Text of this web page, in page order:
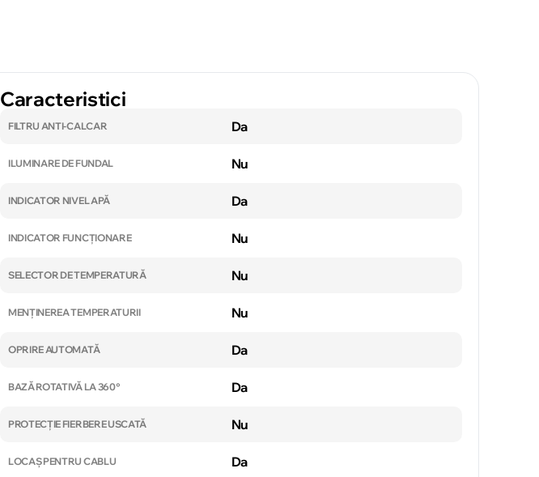
Caracteristici
FILTRU ANTI-CALCAR Da
ILUMINARE DE FUNDAL Nu
INDICATOR NIVEL APĂ Da
INDICATOR FUNCȚIONARE Nu
SELECTOR DE TEMPERATURĂ Nu
MENȚINEREA TEMPERATURII Nu
OPRIRE AUTOMATĂ Da
BAZĂ ROTATIVĂ LA 360° Da
PROTECȚIE FIERBERE USCATĂ Nu
LOCAȘ PENTRU CABLU Da